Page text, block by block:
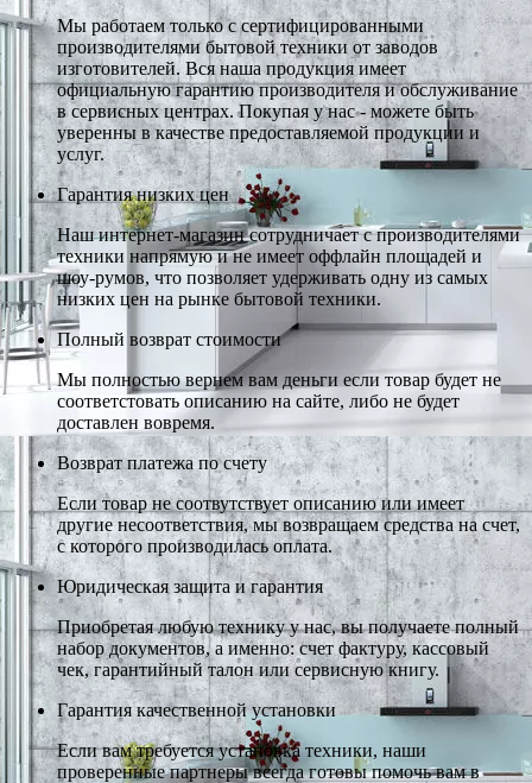
Мы работаем только с сертифицированными
производителями бытовой техники от заводов
изготовителей. Вся наша продукция имеет
официальную гарантию производителя и обслуживание
в сервисных центрах. Покупая у нас - можете быть
уверенны в качестве предоставляемой продукции и
услуг.
Гарантия низких цен
Наш интернет-магазин сотрудничает с производителями
техники напрямую и не имеет оффлайн площадей и
шоу-румов, что позволяет удерживать одну из самых
низких цен на рынке бытовой техники.
Полный возврат стоимости
Мы полностью вернем вам деньги если товар будет не
соответстовать описанию на сайте, либо не будет
доставлен вовремя.
Возврат платежа по счету
Если товар не соотвутствует описанию или имеет
другие несоответствия, мы возвращаем средства на счет,
с которого производилась оплата.
Юридическая защита и гарантия
Приобретая любую технику у нас, вы получаете полный
набор документов, а именно: счет фактуру, кассовый
чек, гарантийный талон или сервисную книгу.
Гарантия качественной установки
Если вам требуется установка техники, наши
проверенные партнеры всегда готовы помочь вам в